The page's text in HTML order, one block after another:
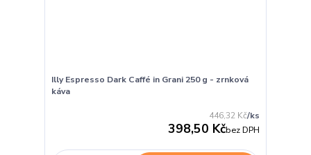
Illy Espresso Dark Caffé in Grani 250 g - zrnková
káva
446,32 Kč/ks
398,50 Kčbez DPH